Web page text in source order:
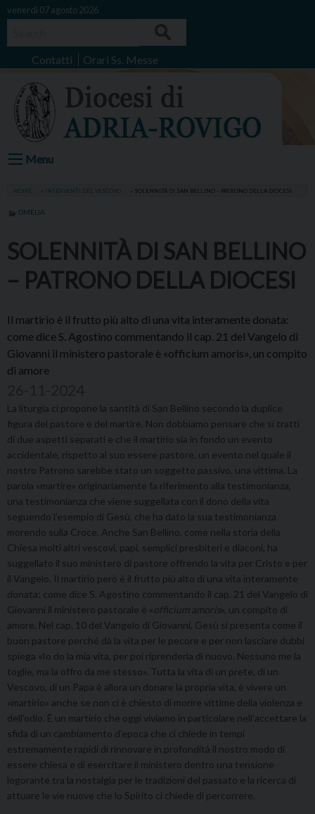
Skip
venerdì 07 agosto 2026
Contatti Orari Ss. Messe
Menu
HOME INTERVENTI DEL VESCOVO SOLENNITÀ DI SAN BELLINO – PATRONO DELLA DIOCESI
OMELIA
SOLENNITÀ DI SAN BELLINO
– PATRONO DELLA DIOCESI
Il martirio è il frutto più alto di una vita interamente donata:
come dice S. Agostino commentando il cap. 21 del Vangelo di
Giovanni il ministero pastorale è «officium amoris», un compito
di amore
La liturgia ci propone la santità di San Bellino secondo la duplice
figura del pastore e del martire. Non dobbiamo pensare che si tratti
di due aspetti separati e che il martirio sia in fondo un evento
accidentale, rispetto al suo essere pastore, un evento nel quale il
nostro Patrono sarebbe stato un soggetto passivo, una vittima. La
parola «martire» originariamente fa riferimento alla testimonianza,
una testimonianza che viene suggellata con il dono della vita
seguendo l’esempio di Gesù, che ha dato la sua testimonianza
morendo sulla Croce. Anche San Bellino, come nella storia della
Chiesa molti altri vescovi, papi, semplici presbiteri e diaconi, ha
suggellato il suo ministero di pastore offrendo la vita per Cristo e per
il Vangelo. Il martirio però è il frutto più alto di una vita interamente
donata: come dice S. Agostino commentando il cap. 21 del Vangelo di
Giovanni il ministero pastorale è « officium amoris», un compito di
amore. Nel cap. 10 del Vangelo di Giovanni, Gesù si presenta come il
buon pastore perché dà la vita per le pecore e per non lasciare dubbi
spiega «Io do la mia vita, per poi riprenderla di nuovo. Nessuno me la
toglie, ma la offro da me stesso». Tutta la vita di un prete, di un
Vescovo, di un Papa è allora un donare la propria vita, è vivere un
«martirio» anche se non ci è chiesto di morire vittime della violenza e
dell’odio. È un martirio che oggi viviamo in particolare nell’accettare la
sfida di un cambiamento d’epoca che ci chiede in tempi
estremamente rapidi di rinnovare in profondità il nostro modo di
essere chiesa e di esercitare il ministero dentro una tensione
logorante tra la nostalgia per le tradizioni del passato e la ricerca di
attuare le vie nuove che lo Spirito ci chiede di percorrere.